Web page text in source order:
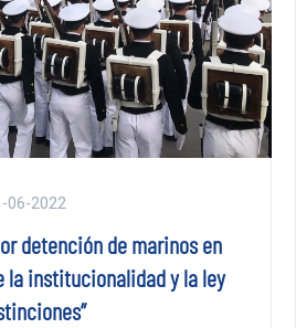
06-2022
detención de marinos en
la institucionalidad y la ley